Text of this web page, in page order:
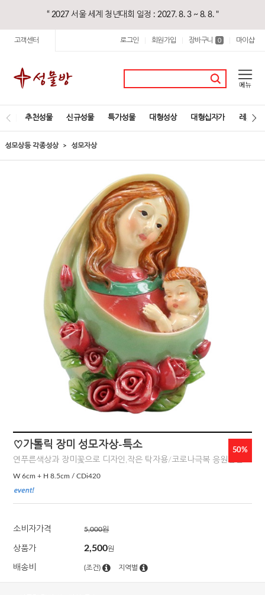
“ 2027 서울 세계 청년대회 일정 : 2027. 8. 3 ~ 8. 8. "
고객센터 로그인 회원가입 장바구니 0 마이샵
추천성물 신규성물 특가성물 대형성상 대형십자가 레지오
성모상등 각종성상 성모자상
♡가톨릭 장미 성모자상-특소
연푸른색상과 장미꽃으로 디자인,작은 탁자용/코로나극복 응원할인
W 6cm + H 8.5cm / CDi420
50%
소비자가격 5,000원
상품가 2,500원
배송비 (조건) 지역별